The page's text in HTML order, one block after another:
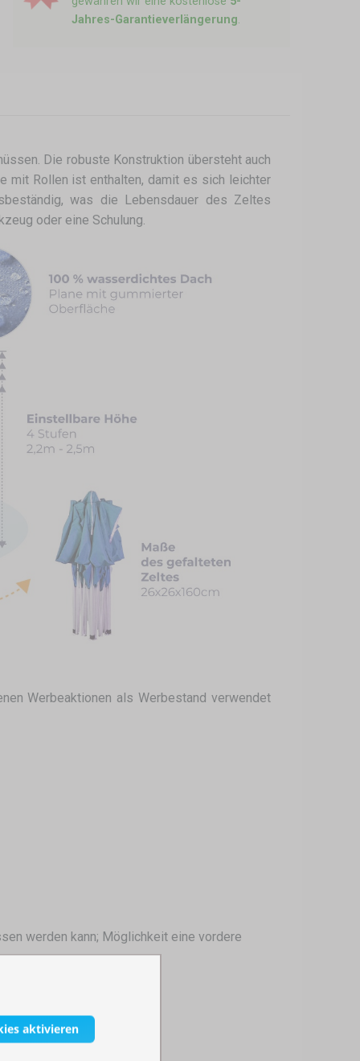
Jahres-Garantieverlängerung.
Die robuste Konstruktion übersteht auch
mit Rollen ist enthalten, damit es sich leichter
was die Lebensdauer des Zeltes
oder eine Schulung.
Werbeaktionen als Werbestand verwendet
werden kann; Möglichkeit eine vordere
aktivieren